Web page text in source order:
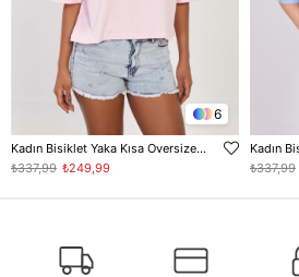
6
Kadın Bisiklet Yaka Kısa Oversize T-Shirt - Toz Pembe
₺249,99
₺337,99 ₺337,99